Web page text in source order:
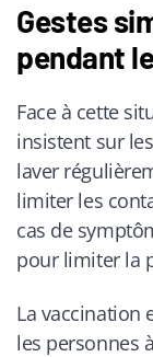
Gestes
pendant
Face à cette
insistent sur
laver
limiter les
cas de
pour limiter la
La vaccination
les personnes